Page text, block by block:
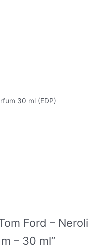
30 ml (EDP)
Ford – Neroli
– 30 ml”